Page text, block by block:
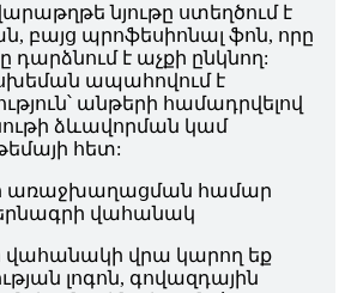
նյութը ստեղծում է
բայց պրոֆեսիոնալ ֆոն, որը
է աչքի ընկնող:
սխեման ապահովում է
անթերի համադրվելով
ձևավորման կամ
հետ:
առաջխաղացման համար
վահանակ
վահանակի վրա կարող եք
լոգոն, գովազդային